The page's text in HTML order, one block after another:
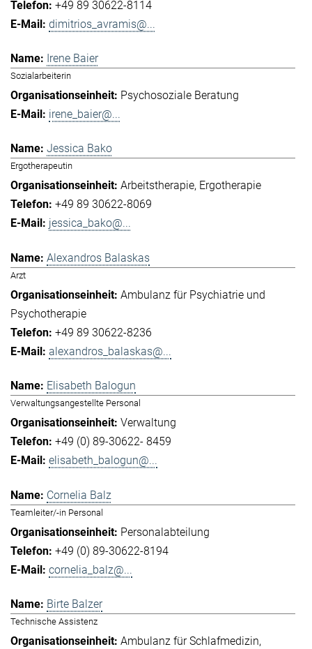
+49 89 30622-8114
dimitrios_avramis@...
Irene Baier
Sozialarbeiterin
Psychosoziale Beratung
irene_baier@...
Jessica Bako
Ergotherapeutin
Arbeitstherapie Ergotherapie
+49 89 30622-8069
jessica_bako@...
Alexandros Balaskas
Arzt
Ambulanz für Psychiatrie und
Psychotherapie
+49 89 30622-8236
alexandros_balaskas@...
Elisabeth Balogun
Verwaltungsangestellte Personal
Verwaltung
+49 (0) 89-30622- 8459
elisabeth_balogun@...
Cornelia Balz
Teamleiter/-in Personal
Personalabteilung
+49 (0) 89-30622-8194
cornelia_balz@...
Birte Balzer
Technische Assistenz
Ambulanz für Schlafmedizin